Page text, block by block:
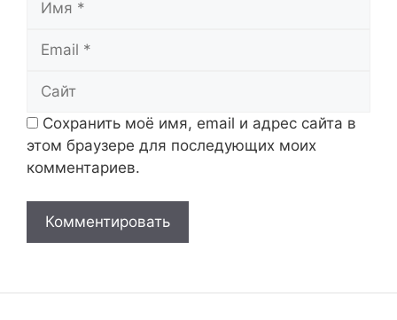
Сохранить моё имя, email и адрес сайта в
этом браузере для последующих моих
комментариев.